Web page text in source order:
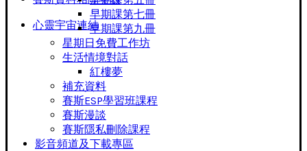
心靈宇宙連結
早期課第七冊
早期課第九冊
星期日免費工作坊
生活情境對話
紅樓夢
補充資料
賽斯ESP學習班課程
賽斯漫談
賽斯隱私刪除課程
影音頻道及下載專區